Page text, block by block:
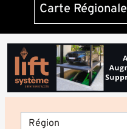
Carte Régionale